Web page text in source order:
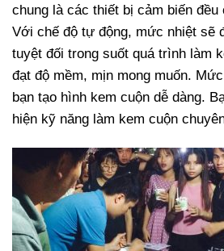
chung là các thiết bị cảm biến
Với chế độ tự động, mức nhiệt sẽ
tuyệt đối trong suốt quá trình làm
đạt độ mềm, mịn mong muốn.
bạn tạo hình kem cuộn dễ dàng.
hiện kỹ năng làm kem cuộn